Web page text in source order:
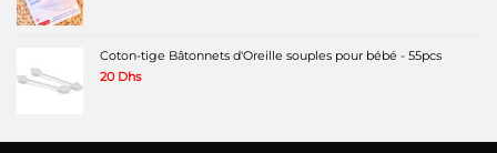
Coton-tige Bâtonnets d'Oreille souples pour bébé - 55pcs
20 Dhs